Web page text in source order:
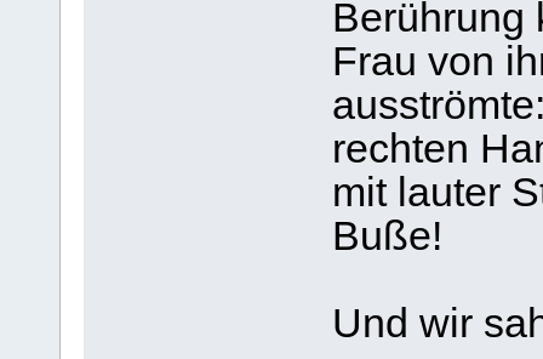
Berührung
Frau von
rechten
mit lauter
Buße!
Und wir